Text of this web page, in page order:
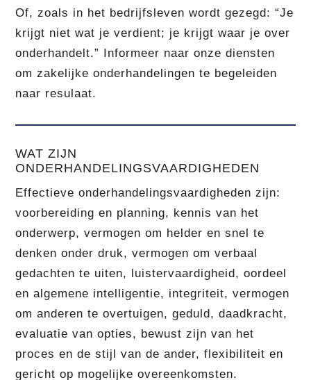
Of, zoals in het bedrijfsleven wordt gezegd: “Je
krijgt niet wat je verdient; je krijgt waar je over
onderhandelt.” Informeer naar onze diensten
om zakelijke onderhandelingen te begeleiden
naar resulaat.
WAT ZIJN
ONDERHANDELINGSVAARDIGHEDEN
Effectieve onderhandelingsvaardigheden zijn:
voorbereiding en planning, kennis van het
onderwerp, vermogen om helder en snel te
denken onder druk, vermogen om verbaal
gedachten te uiten, luistervaardigheid, oordeel
en algemene intelligentie, integriteit, vermogen
om anderen te overtuigen, geduld, daadkracht,
evaluatie van opties, bewust zijn van het
proces en de stijl van de ander, flexibiliteit en
gericht op mogelijke overeenkomsten.